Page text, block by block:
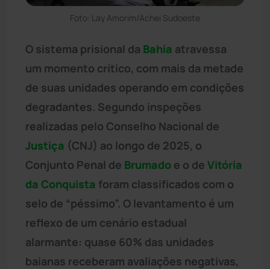
Foto: Lay Amorim/Achei Sudoeste
O sistema prisional da Bahia atravessa
um momento crítico, com mais da metade
de suas unidades operando em condições
degradantes. Segundo inspeções
realizadas pelo Conselho Nacional de
Justiça (CNJ) ao longo de 2025, o
Conjunto Penal de Brumado e o de Vitória
da Conquista foram classificados com o
selo de “péssimo”. O levantamento é um
reflexo de um cenário estadual
alarmante: quase 60% das unidades
baianas receberam avaliações negativas,